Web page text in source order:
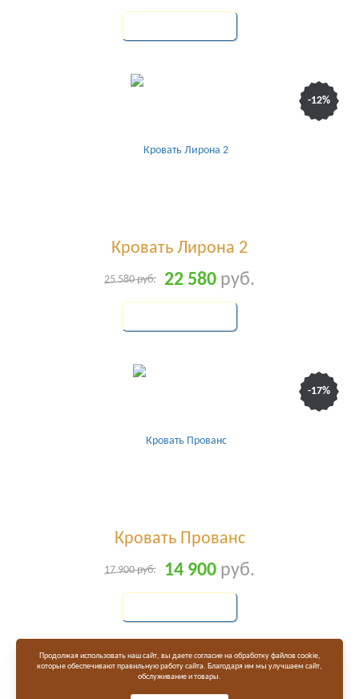
Кровать Лирона 2
25 580руб. 22 580 руб.
-12%
Кровать Прованс
17 900руб. 14 900 руб.
-17%
Продолжая использовать наш сайт, вы даете согласие на обработку файлов cookie,
которые обеспечивают правильную работу сайта. Благодаря им мы улучшаем сайт,
обслуживание и товары.